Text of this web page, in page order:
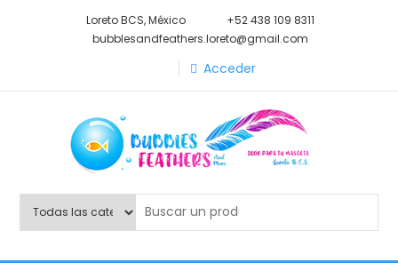
Loreto BCS, México
+52 438 109 8311
bubblesandfeathers.loreto@gmail.com
Acceder
Shop Bubbles Feathers And
More